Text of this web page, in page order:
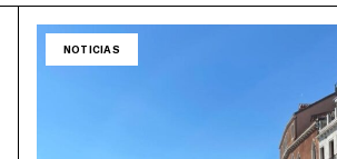
NOTICIAS